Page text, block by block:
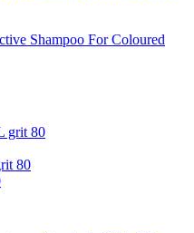
Shampoo For Coloured
80